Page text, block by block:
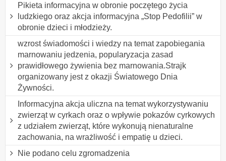
Pikieta informacyjna w obronie poczętego życia
ludzkiego oraz akcja informacyjna „Stop Pedofilii” w
obronie dzieci i młodzieży.
wzrost świadomości i wiedzy na temat zapobiegania
marnowaniu jedzenia, popularyzacja zasad
prawidłowego żywienia bez marnowania.Strajk
organizowany jest z okazji Światowego Dnia
Żywności.
Informacyjna akcja uliczna na temat wykorzystywaniu
zwierząt w cyrkach oraz o wpływie pokazów cyrkowych
z udziałem zwierząt, które wykonują nienaturalne
zachowania, na wrażliwość i empatię u dzieci.
Nie podano celu zgromadzenia